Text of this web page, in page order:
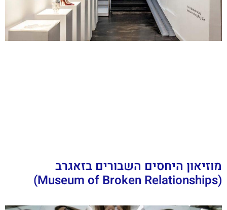
מוזיאון היחסים השבורים בזאגרב
(Museum of Broken Relationships)